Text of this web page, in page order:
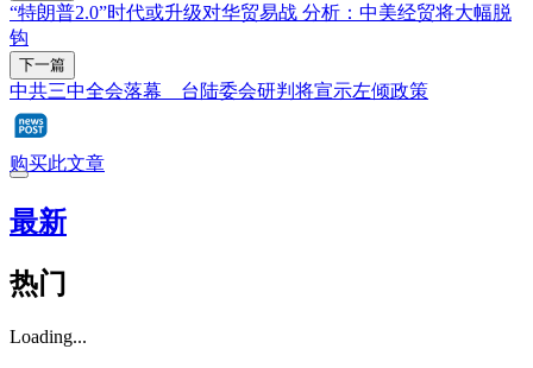
“特朗普2.0”时代或升级对华贸易战 分析：中美经贸将大幅脱
钩
下一篇
中共三中全会落幕 台陆委会研判将宣示左倾政策
购买此文章
最新
热门
Loading...